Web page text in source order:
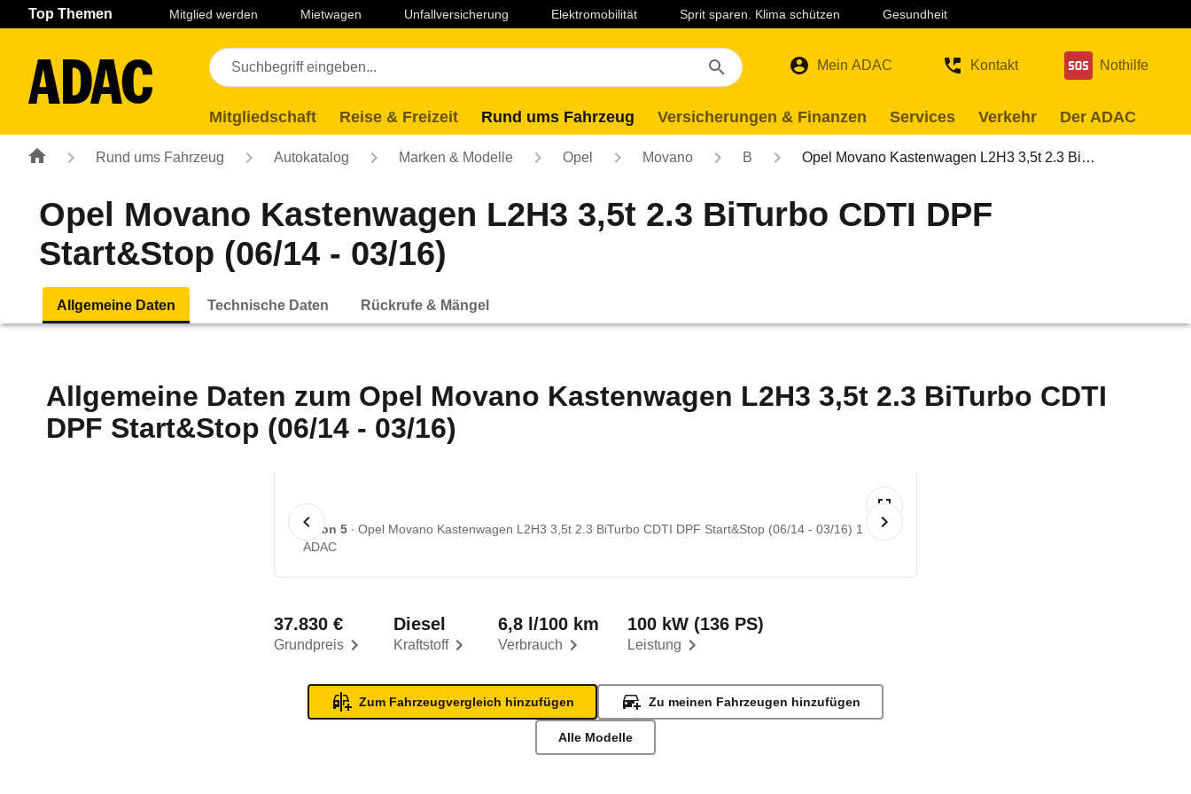
Navigation Seiteninhalt Fußzeile
Top Themen Mitglied werden Mietwagen Unfallversicherung Elektromobilität Sprit sparen. Klima schützen Gesundheit
Mein ADAC Kontakt Nothilfe
Mitgliedschaft Reise & Freizeit Rund ums Fahrzeug Versicherungen & Finanzen Services Verkehr Der ADAC
Rund ums Fahrzeug Autokatalog Marken & Modelle Opel Movano B Opel Movano Kastenwagen L2H3 3,5t 2.3 Bi…
Opel Movano Kastenwagen L2H3 3,5t 2.3 BiTurbo CDTI DPF
Start&Stop (06/14 - 03/16)
Allgemeine Daten Technische Daten Rückrufe & Mängel
Allgemeine Daten zum Opel Movano Kastenwagen L2H3 3,5t 2.3 BiTurbo CDTI
DPF Start&Stop (06/14 - 03/16)
1 von 5 Opel Movano Kastenwagen L2H3 3,5t 2.3 BiTurbo CDTI DPF Start&Stop (06/14 - 03/16) 1
©
ADAC
Grundpreis
37.830 €
Kraftstoff
Diesel
Verbrauch
6,8 l/100 km
Leistung
100 kW (136 PS)
Zum Fahrzeugvergleich hinzufügen Zu meinen Fahrzeugen hinzufügen
Alle Modelle